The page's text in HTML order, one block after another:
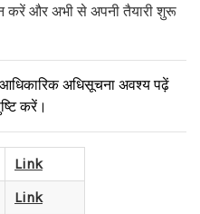
करें और अभी से अपनी तैयारी शुरू
अधिसूचना अवश्य पढ़ें
करें।
Link
Link